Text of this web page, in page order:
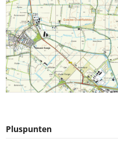
Pluspunten